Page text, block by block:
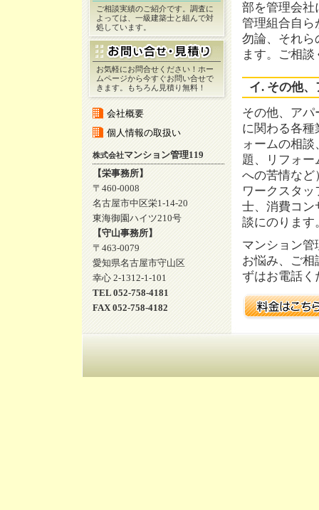
部を管理会社
管理組合自ら
勿論、それら
ます。ご相
イ. その他
その他、アパ
に関わる各種
ォームの相
題、リフォー
への苦情など
ワークスタ
士、消費コン
談にのります
マンション管
お悩み、ご相
ずはお電話く
ご相談実績のご紹介です。調査に
よっては、一級建築士と組んで対
処しています。
お気軽にお問合せください！ホー
ムページから今すぐお問い合せで
きます。もちろん見積り無料！
会社概要
個人情報の取扱い
株式会社マンション管理119
【栄事務所】
〒460-0008
名古屋市中区栄1-14-20
東海御園ハイツ210号
【守山事務所】
〒463-0079
愛知県名古屋市守山区
幸心 2-1312-1-101
TEL 052-758-4181
FAX 052-758-4182